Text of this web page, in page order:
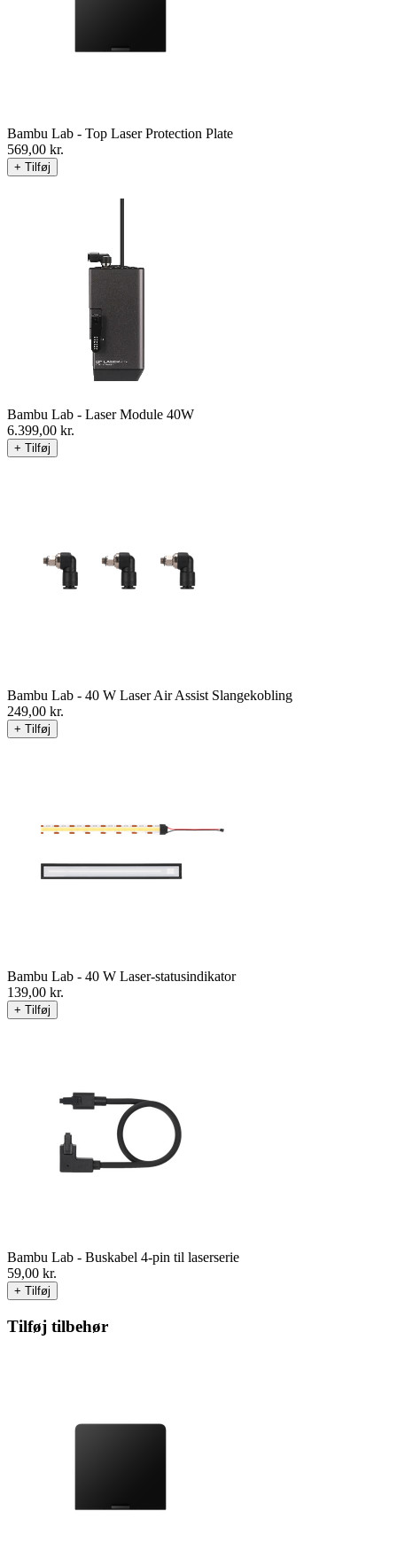
Bambu Lab - Top Laser Protection Plate
569,00 kr.
+ Tilføj
Bambu Lab - Laser Module 40W
6.399,00 kr.
+ Tilføj
Bambu Lab - 40 W Laser Air Assist Slangekobling
249,00 kr.
+ Tilføj
Bambu Lab - 40 W Laser-statusindikator
139,00 kr.
+ Tilføj
Bambu Lab - Buskabel 4-pin til laserserie
59,00 kr.
+ Tilføj
Tilføj tilbehør